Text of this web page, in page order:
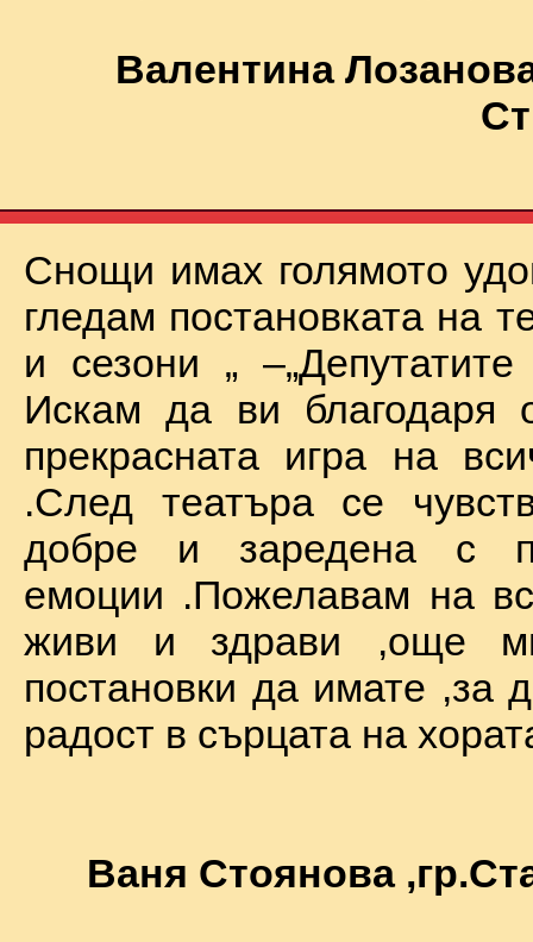
Валентина
Снощи имах голямото
гледам постановката на
и сезони „
Искам да ви благодаря
прекрасната игра на
.След театъра се
добре и заредена с
емоции .Пожелавам на
живи и здрави ,още
постановки да имате ,за
радост в сърцата на
Ваня Стоянова